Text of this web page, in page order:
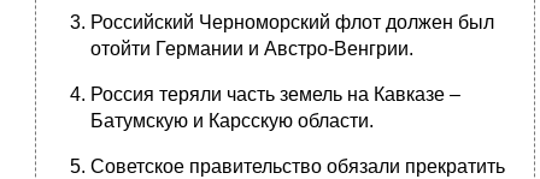
Российский Черноморский флот должен был
отойти Германии и Австро-Венгрии.
Россия теряли часть земель на Кавказе –
Батумскую и Карсскую области.
Советское правительство обязали прекратить